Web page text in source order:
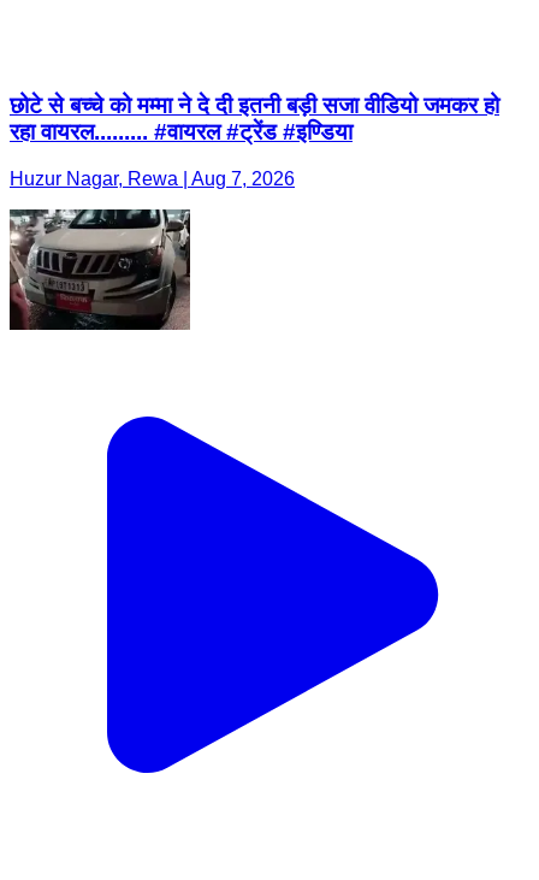
छोटे से बच्चे को मम्मा ने दे दी इतनी बड़ी सजा वीडियो जमकर हो
रहा वायरल......... #वायरल #ट्रेंड #इण्डिया
Huzur Nagar, Rewa | Aug 7, 2026